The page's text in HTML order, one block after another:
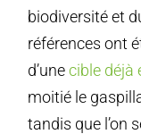
biodiversité et
références ont
d’unecible déjà
moitié le
tandis que l’on